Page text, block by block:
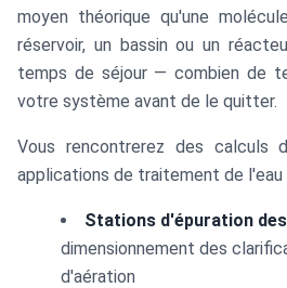
moyen théorique qu'une
réservoir, un bassin ou un
temps de séjour — combien de
votre système avant de le quitter.
Vous rencontrerez des calculs
applications de traitement de l'eau
Stations d'épuration
dimensionnement des
d'aération